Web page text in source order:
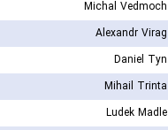
Michal Vedmoch
Alexandr Virag
Daniel Tyn
Mihail Trinta
Ludek Madle